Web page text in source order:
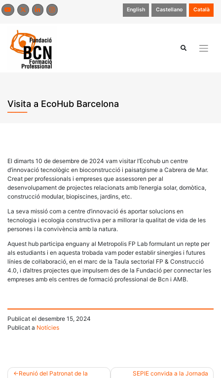
Skip
to
English Castellano Català
Visita a EcoHub Barcelona
El dimarts 10 de desembre de 2024 vam visitar l’Ecohub un centre
d’innovació tecnològic en bioconstrucció i paisatgisme a Cabrera de Mar.
Creat per professionals i empreses que assessoren per al
desenvolupament de projectes relacionats amb l’energia solar, domòtica,
construcció modular, biopiscines, jardins, etc.
La seva missió com a centre d’innovació és aportar solucions en
tecnologia i ecologia constructiva per a millorar la qualitat de vida de les
persones i la convivència amb la natura.
Aquest hub participa enguany al Metropolis FP Lab formulant un repte per
als estudiants i en aquesta trobada vam poder establir sinergies i futures
línies de col·laboració, en el marc de la Taula sectorial FP & Construcció
4.0, i d’altres projectes que impulsem des de la Fundació per connectar les
empreses amb els centres de formació professional de Bcn i AMB.
Publicat el desembre 15, 2024
Publicat a Notícies
Reunió del Patronat de la
SEPIE convida a la Jornada